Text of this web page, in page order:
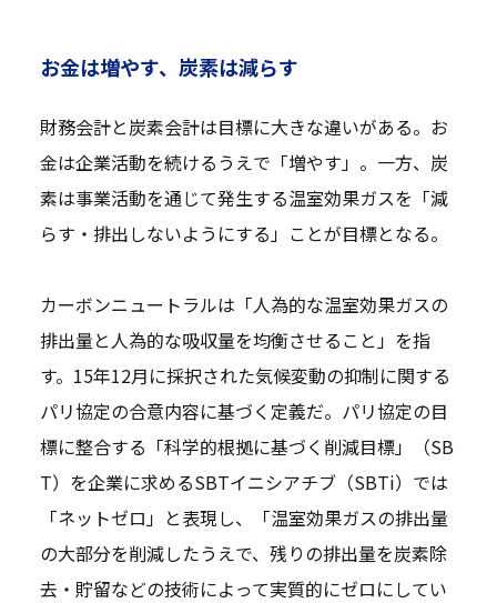
お金は増やす、炭素は減らす
財務会計と炭素会計は目標に大きな違いがある。お
金は企業活動を続けるうえで「増やす」。一方、炭
素は事業活動を通じて発生する温室効果ガスを「減
らす・排出しないようにする」ことが目標となる。
カーボンニュートラルは「人為的な温室効果ガスの
排出量と人為的な吸収量を均衡させること」を指
す。15年12月に採択された気候変動の抑制に関する
パリ協定の合意内容に基づく定義だ。パリ協定の目
標に整合する「科学的根拠に基づく削減目標」（SB
T）を企業に求めるSBTイニシアチブ（SBTi）では
「ネットゼロ」と表現し、「温室効果ガスの排出量
の大部分を削減したうえで、残りの排出量を炭素除
去・貯留などの技術によって実質的にゼロにしてい